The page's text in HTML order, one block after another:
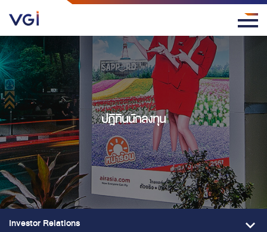
ปฎิทินนักลงทุน
Investor Relations